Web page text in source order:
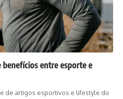
benefícios entre esporte e
de artigos esportivos e lifestyle do